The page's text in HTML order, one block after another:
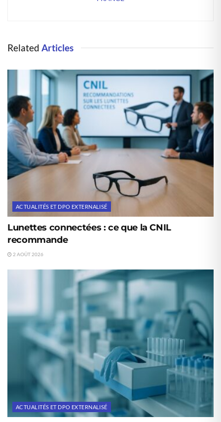
Related Articles
ACTUALITÉS ET DPO EXTERNALISÉ
Lunettes connectées : ce que la CNIL
recommande
2 AOÛT 2026
ACTUALITÉS ET DPO EXTERNALISÉ